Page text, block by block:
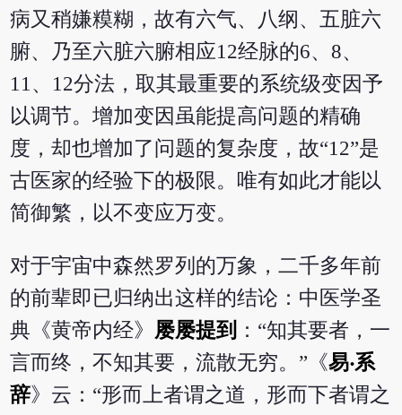
病又稍嫌糢糊，故有六气、八纲、五脏六
腑、乃至六脏六腑相应12经脉的6、8、
11、12分法，取其最重要的系统级变因予
以调节。增加变因虽能提高问题的精确
度，却也增加了问题的复杂度，故“12”是
古医家的经验下的极限。唯有如此才能以
简御繁，以不变应万变。
对于宇宙中森然罗列的万象，二千多年前
的前辈即已归纳出这样的结论：中医学圣
典《黄帝内经》 屡屡提到 ：“知其要者，一
言而终，不知其要，流散无穷。”《易‧系
辞》云：“形而上者谓之道，形而下者谓之